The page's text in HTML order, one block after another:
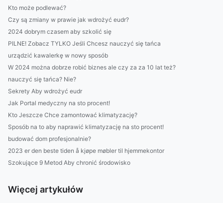
Kto może podlewać?
Czy są zmiany w prawie jak wdrożyć eudr?
2024 dobrym czasem aby szkolić się
PILNE! Zobacz TYLKO Jeśli Chcesz nauczyć się tańca
urządzić kawalerkę w nowy sposób
W 2024 można dobrze robić biznes ale czy za za 10 lat też?
nauczyć się tańca? Nie?
Sekrety Aby wdrożyć eudr
Jak Portal medyczny na sto procent!
Kto Jeszcze Chce zamontować klimatyzację?
Sposób na to aby naprawić klimatyzację na sto procent!
budować dom profesjonalnie?
2023 er den beste tiden å kjøpe møbler til hjemmekontor
Szokujące 9 Metod Aby chronić środowisko
Więcej artykułów